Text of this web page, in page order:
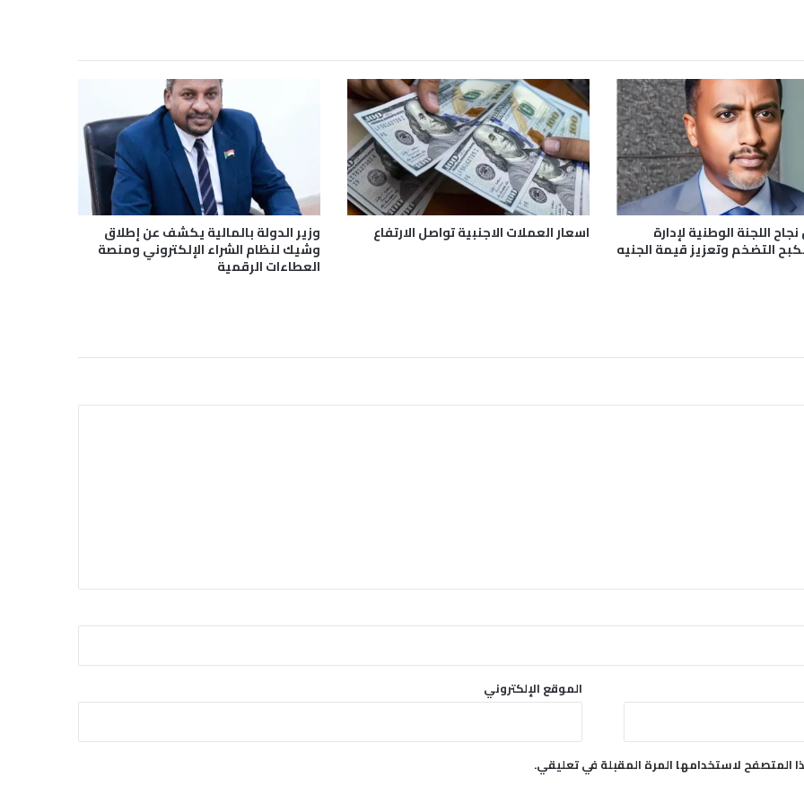
ي
ا
ل
س
د
ا
ن
اللجنة الوطنية لإدارة
التضخم وتعزيز قيمة الجنيه
اسعار العملات الاجنبية تواصل الارتفاع وزير الدولة بالمالية يكشف عن إطلاق
وشيك لنظام الشراء الإلكتروني ومنصة
العطاءات الرقمية
الموقع الإلكتروني
المتصفح لاستخدامها المرة المقبلة في تعليقي.